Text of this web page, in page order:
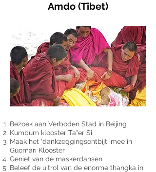
Amdo (Tibet)
Bezoek aan Verboden Stad in Beijing
Kumbum klooster Ta"er Si
Maak het 'dankzeggingsontbijt' mee in
Guomari Klooster
Geniet van de maskerdansen
Beleef de uitrol van de enorme thangka in